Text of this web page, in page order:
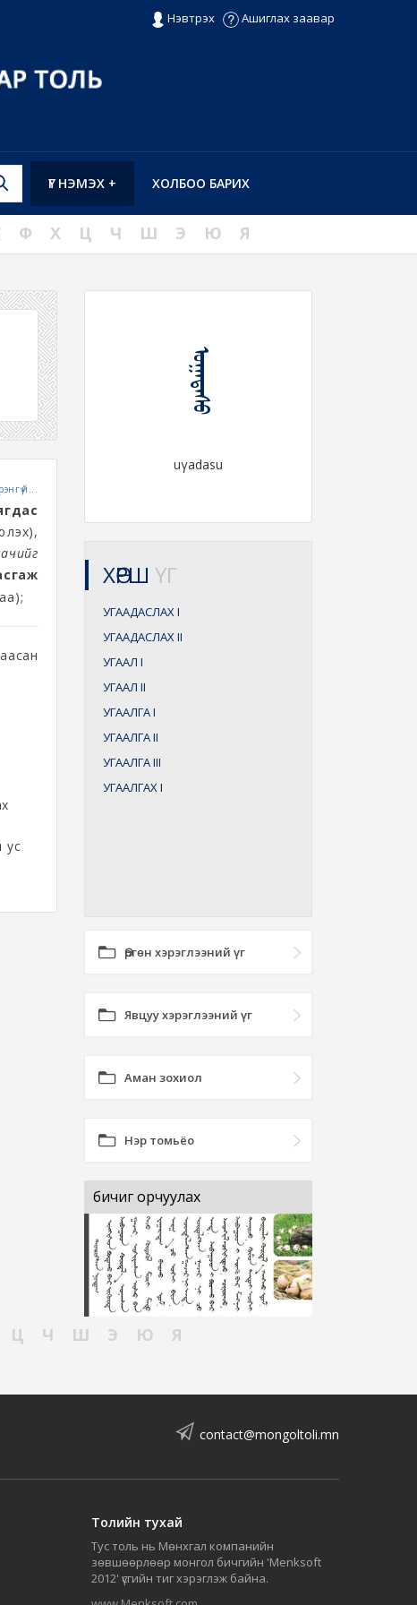
Нэвтрэх Ашиглах заавар
ХОЛБОО БАРИХ
ҮГ НЭМЭХ +
Ф Х Ц Ч Ш Э Ю Я
ус
ᠤᠭᠠᠳᠠᠰᠤ
uγadasu
ХӨРШ ҮГ
УГААДАСЛАХI
УГААДАСЛАХII
УГААЛ I
УГААЛ II
УГААЛГАI
УГААЛГАII
УГААЛГАIII
УГААЛГАХI
Өргөн хэрэглээний үг
Явцуу хэрэглээний үг
Аман зохиол
Нэр томьёо
бичиг орчуулах
Ц Ч Ш Э Ю Я
contact@mongoltoli.mn
Толийн тухай
Тус толь нь Мөнхгал компанийн
зөвшөөрлөөр монгол бичгийн 'Menksoft
2012' үсгийн тиг хэрэглэж байна.